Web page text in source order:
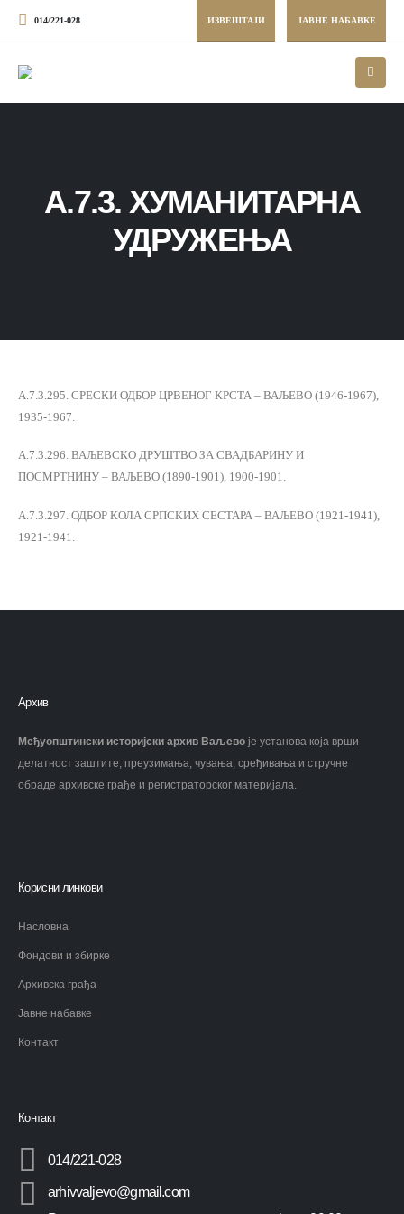
014/221-028 ИЗВЕШТАЈИ ЈАВНЕ НАБАВКЕ
А.7.3. ХУМАНИТАРНА
УДРУЖЕЊА
А.7.3.295. СРЕСКИ ОДБОР ЦРВЕНОГ КРСТА – ВАЉЕВО (1946-1967),
1935-1967.
А.7.3.296. ВАЉЕВСКО ДРУШТВО ЗА СВАДБАРИНУ И
ПОСМРТНИНУ – ВАЉЕВО (1890-1901), 1900-1901.
А.7.3.297. ОДБОР КОЛА СРПСКИХ СЕСТАРА – ВАЉЕВО (1921-1941),
1921-1941.
Архив
Међуопштински историјски архив Ваљево је установа која врши
делатност заштите, преузимања, чувања, сређивања и стручне
обраде архивске грађе и регистраторског материјала.
Корисни линкови
Насловна
Фондови и збирке
Архивска грађа
Јавне набавке
Контакт
Контакт
014/221-028
arhivvaljevo@gmail.com